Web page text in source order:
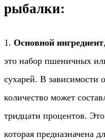
рыбалки:
1. Основной ингредиент
это набор пшеничных
сухарей. В зависимости
количество может
тридцати процентов.
которая предназначена